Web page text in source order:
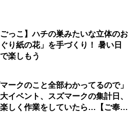
ごっこ】ハチの巣みたいな立体のお
り紙の花」を手づくり！ 暑い日
楽しもう
マークのこと全部わかってるので」
イベント、スズマークの集計日、
しく作業をしていたら…【ご奉仕